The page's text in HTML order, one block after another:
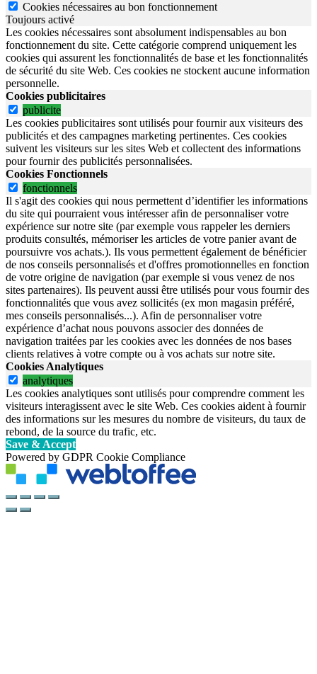
Cookies nécessaires au bon fonctionnement
Toujours activé
Les cookies nécessaires sont absolument indispensables au bon
fonctionnement du site. Cette catégorie comprend uniquement les
cookies qui assurent les fonctionnalités de base et les fonctionnalités
de sécurité du site Web. Ces cookies ne stockent aucune information
personnelle.
Cookies publicitaires
publicite
Les cookies publicitaires sont utilisés pour fournir aux visiteurs des
publicités et des campagnes marketing pertinentes. Ces cookies
suivent les visiteurs sur les sites Web et collectent des informations
pour fournir des publicités personnalisées.
Cookies Fonctionnels
fonctionnels
Il s'agit des cookies qui nous permettent d’identifier les informations
du site qui pourraient vous intéresser afin de personnaliser votre
expérience sur notre site (par exemple vous rappeler les derniers
produits consultés, mémoriser les articles de votre panier avant de
poursuivre vos achats.). Ils vous permettent également de bénéficier
de nos conseils personnalisés et d'offres promotionnelles en fonction
de votre origine de navigation (par exemple si vous venez de nos
sites partenaires). Ils peuvent aussi être utilisés pour vous fournir des
fonctionnalités que vous avez sollicités (ex mon magasin préféré,
mes conseils personnalisés...). Afin de personnaliser votre
expérience d’achat nous pouvons associer des données de
navigation traitées par les cookies avec les données de nos bases
clients relatives à votre compte ou à vos achats sur notre site.
Cookies Analytiques
analytiques
Les cookies analytiques sont utilisés pour comprendre comment les
visiteurs interagissent avec le site Web. Ces cookies aident à fournir
des informations sur les mesures du nombre de visiteurs, du taux de
rebond, de la source du trafic, etc.
Save & Accept
Powered by GDPR Cookie Compliance